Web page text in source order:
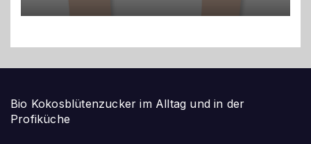
Bio Kokosblütenzucker im Alltag und in der
Profiküche